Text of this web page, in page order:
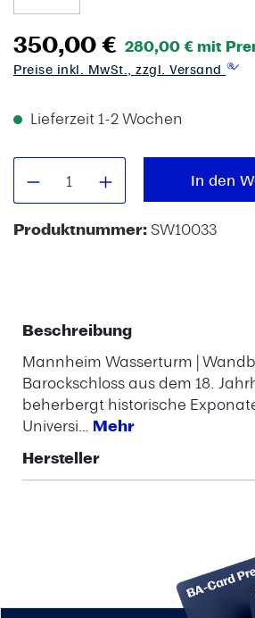
350,00 € 280,00 € mit
Preise inkl. MwSt., zzgl. Versand
Lieferzeit 1-2 Wochen
Produkt Anzahl: GibIn den
Produktnummer:SW10033
Beschreibung
Mannheim Wasserturm |
Barockschloss aus dem 18.
beherbergt historische
Universi… Mehr
Hersteller